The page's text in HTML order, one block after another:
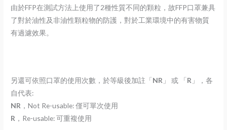
由於FFP在測試方法上使用了2種性質不同的顆粒，故FFP口罩兼具
了對於油性及非油性顆粒物的防護，對於工業環境中的有害物質
有過濾效果。
另還可依照口罩的使用次數，於等級後加註「NR 」 或 「R 」，各
自代表:
NR ，Not Re-usable: 僅可單次使用
R ，Re-usable: 可重複使用